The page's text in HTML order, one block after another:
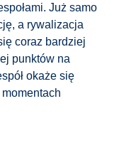
Już samo
a rywalizacja
coraz bardziej
punktów na
okaże się